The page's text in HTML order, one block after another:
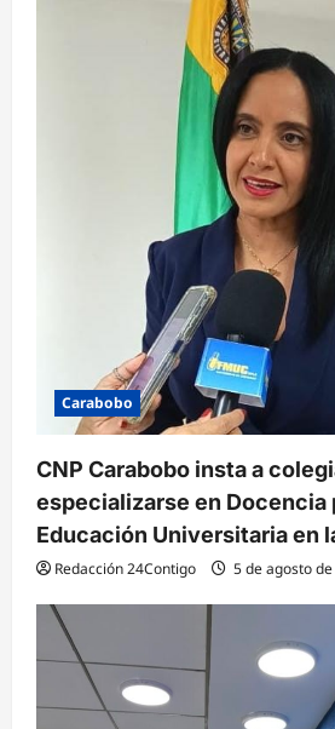
Carabobo
CNP Carabobo insta a
especializarse en Docencia
Educación Universitaria en
Redacción 24Contigo 5 de agosto